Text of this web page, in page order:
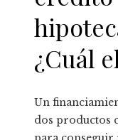
¿Cuál
Un
dos productos